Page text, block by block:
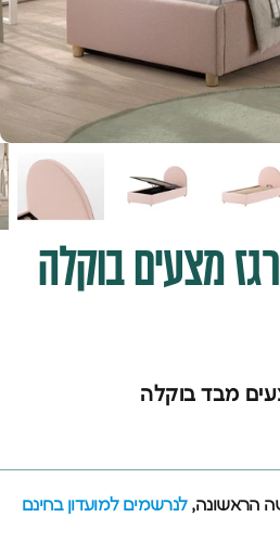
מצעיםבוקלה
מבד בוקלה
לנרשמים למועדון בחינם